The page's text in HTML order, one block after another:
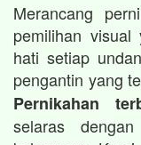
Merancang
pemilihan
hati setiap
pengantin yang
Pernikahan
selaras